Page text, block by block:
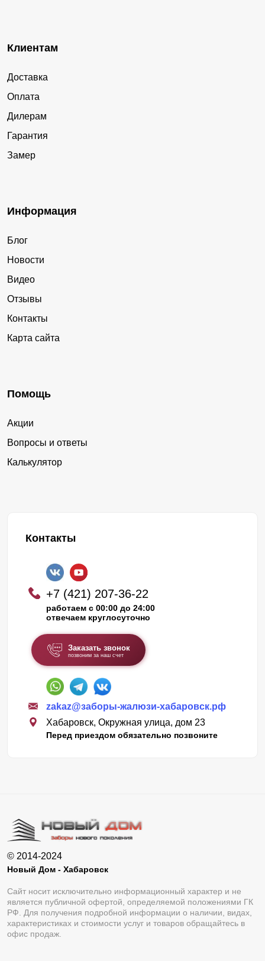
Клиентам
Доставка
Оплата
Дилерам
Гарантия
Замер
Информация
Блог
Новости
Видео
Отзывы
Контакты
Карта сайта
Помощь
Акции
Вопросы и ответы
Калькулятор
Контакты
+7 (421) 207-36-22
работаем с 00:00 до 24:00
отвечаем круглосуточно
Заказать звонок
позвоним за наш счет
zakaz@заборы-жалюзи-хабаровск.рф
Хабаровск, Окружная улица, дом 23
Перед приездом обязательно позвоните
© 2014-2024
Новый Дом - Хабаровск
Сайт носит исключительно информационный характер и не
является публичной офертой, определяемой положениями ГК
РФ. Для получения подробной информации о наличии, видах,
характеристиках и стоимости услуг и товаров обращайтесь в
офис продаж.